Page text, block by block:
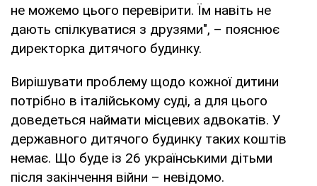
не можемо цього перевірити. Їм навіть не
дають спілкуватися з друзями", – пояснює
директорка дитячого будинку.
Вирішувати проблему щодо кожної дитини
потрібно в італійському суді, а для цього
доведеться наймати місцевих адвокатів. У
державного дитячого будинку таких коштів
немає. Що буде із 26 українськими дітьми
після закінчення війни – невідомо.